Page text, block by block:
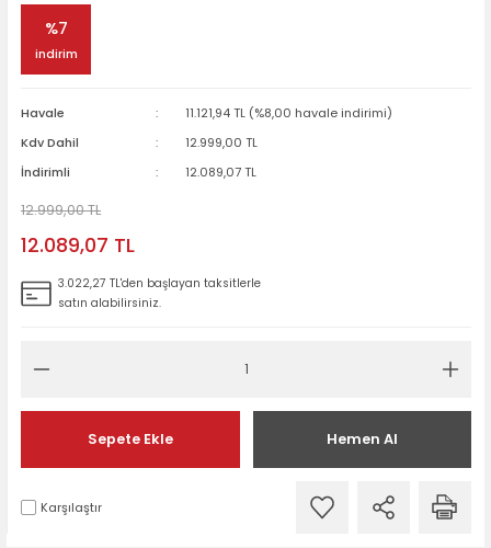
%7
indirim
Havale
11.121,94 TL (%8,00 havale indirimi)
Kdv Dahil
12.999,00 TL
İndirimli
12.089,07 TL
12.999,00 TL
12.089,07 TL
3.022,27 TL'den başlayan taksitlerle
satın alabilirsiniz.
Sepete Ekle Hemen Al
Karşılaştır